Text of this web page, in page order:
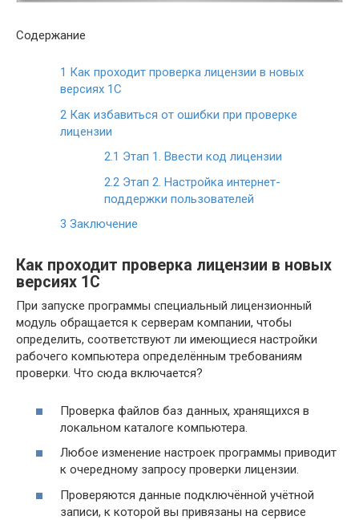
Содержание
1 Как проходит проверка лицензии в новых
версиях 1С
2 Как избавиться от ошибки при проверке
лицензии
2.1 Этап 1. Ввести код лицензии
2.2 Этап 2. Настройка интернет-
поддержки пользователей
3 Заключение
Как проходит проверка лицензии в новых
версиях 1С
При запуске программы специальный лицензионный
модуль обращается к серверам компании, чтобы
определить, соответствуют ли имеющиеся настройки
рабочего компьютера определённым требованиям
проверки. Что сюда включается?
Проверка файлов баз данных, хранящихся в
локальном каталоге компьютера.
Любое изменение настроек программы приводит
к очередному запросу проверки лицензии.
Проверяются данные подключённой учётной
записи, к которой вы привязаны на сервисе